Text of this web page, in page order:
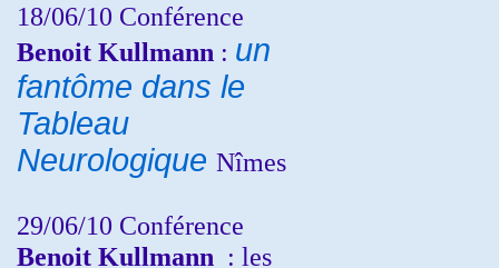
18/06/10 Conférence
Benoit Kullmann : un
fantôme dans le
Tableau
Neurologique Nîmes
29/06/10 Conférence
Benoit Kullmann : les